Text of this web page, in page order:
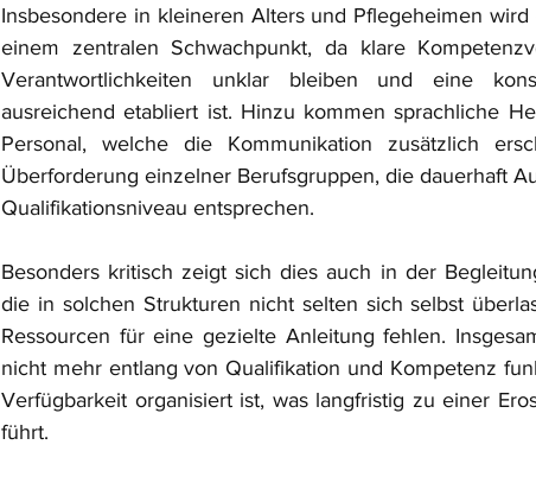
Insbesondere in kleineren Alters und Pflegeheimen
einem zentralen Schwachpunkt, da klare
Verantwortlichkeiten unklar bleiben und eine
ausreichend etabliert ist. Hinzu kommen sprachliche
Personal, welche die Kommunikation zusätzlich
Überforderung einzelner Berufsgruppen, die dauerhaft
Qualifikationsniveau entsprechen.
Besonders kritisch zeigt sich dies auch in der
die in solchen Strukturen nicht selten sich selbst
Ressourcen für eine gezielte Anleitung fehlen.
nicht mehr entlang von Qualifikation und Kompetenz
Verfügbarkeit organisiert ist, was langfristig zu einer
führt.